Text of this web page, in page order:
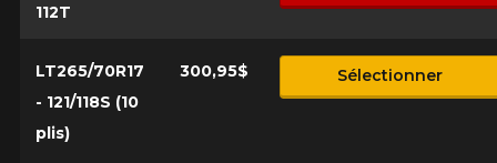
112T
LT265/70R17
- 121/118S (10
plis)
300,95$ Sélectionner